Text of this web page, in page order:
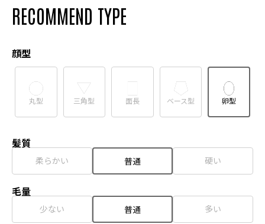
RECOMMEND TYPE
顔型
丸型 三角型 面長 ベース型 卵型
髪質
柔らかい 普通 硬い
毛量
少ない 普通 多い